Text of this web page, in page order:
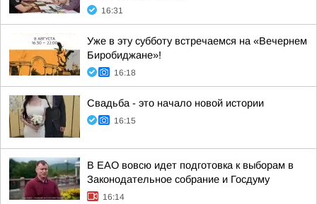
16:31
Уже в эту субботу встречаемся на «Вечернем
Биробиджане»!
16:18
Свадьба - это начало новой истории
16:15
В ЕАО вовсю идет подготовка к выборам в
Законодательное собрание и Госдуму
16:14